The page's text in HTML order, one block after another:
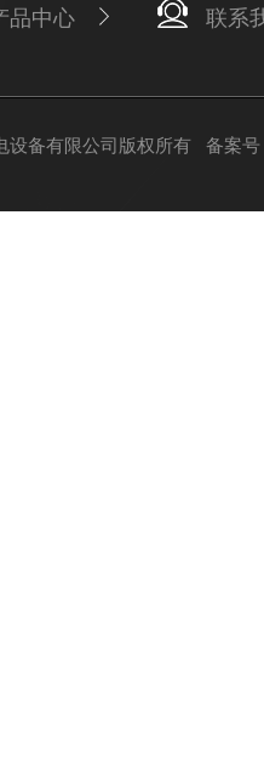
品中心 联系
设备有限公司版权所有 备案